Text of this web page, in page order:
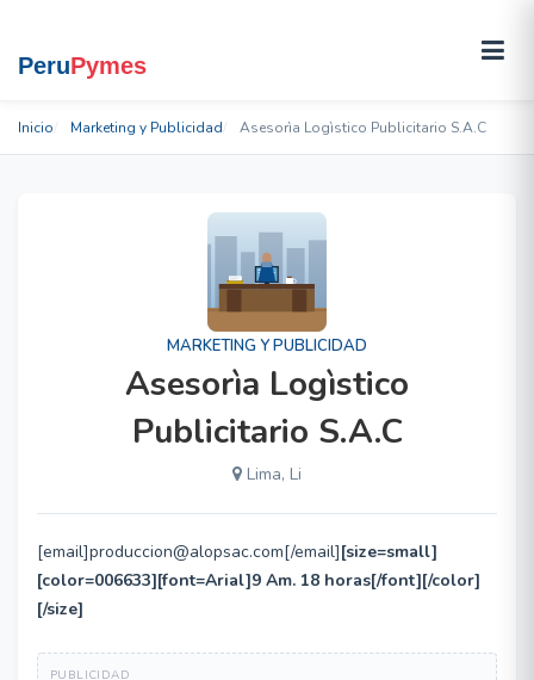
Inicio Marketing y Publicidad Asesorìa Logìstico Publicitario S.A.C
MARKETING Y PUBLICIDAD
Asesorìa Logìstico
Publicitario S.A.C
Lima, Li
[email]produccion@alopsac.com[/email][size=small]
[color=006633][font=Arial]9 Am. 18 horas[/font][/color]
[/size]